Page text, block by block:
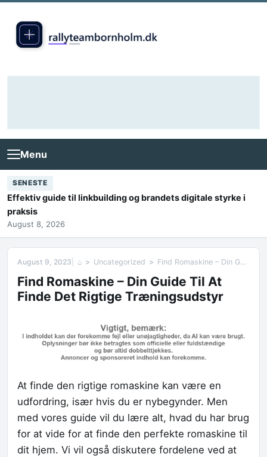
Menu
SENESTE
Effektiv guide til linkbuilding og brandets digitale styrke i
praksis
August 8, 2026
August 9, 2023 ⌂ Uncategorized Find Romaskine – Din Guide Til At Finde Det Rigtige Træningsudstyr
Find Romaskine – Din Guide Til At
Finde Det Rigtige Træningsudstyr
At finde den rigtige romaskine kan være en
udfordring, især hvis du er nybegynder. Men
med vores guide vil du lære alt, hvad du har brug
for at vide for at finde den perfekte romaskine til
dit hjem. Vi vil også diskutere fordelene ved at